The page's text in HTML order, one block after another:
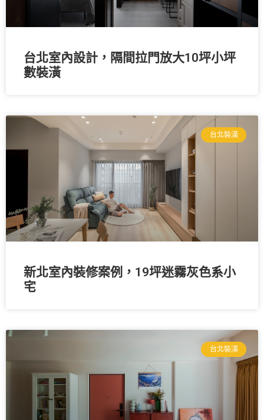
台北室內設計，隔間拉門放大10坪小坪
數裝潢
台北裝潢
新北室內裝修案例，19坪迷霧灰色系小
宅
台北裝潢